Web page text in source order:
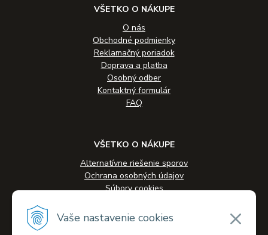
Vaše nastavenie cookies
VŠETKO O NÁKUPE
O nás
Obchodné podmienky
Reklamačný poriadok
Doprava a platba
Osobný odber
Kontaktný formulár
FAQ
VŠETKO O NÁKUPE
Alternatívne riešenie sporov
Ochrana osobných údajov
Súbory cookies
Veľkoobchodná spolupráca